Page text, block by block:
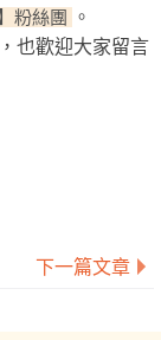
粉絲團
。
也歡迎大家留言
下一篇文章